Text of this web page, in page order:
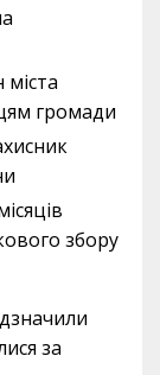
громади
збору
за